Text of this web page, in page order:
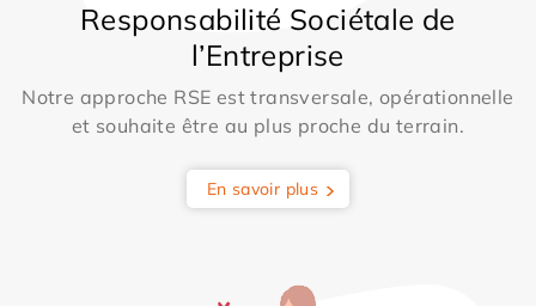
Responsabilité Sociétale de
l’Entreprise
Notre approche RSE est transversale, opérationnelle
et souhaite être au plus proche du terrain.
En savoir plus